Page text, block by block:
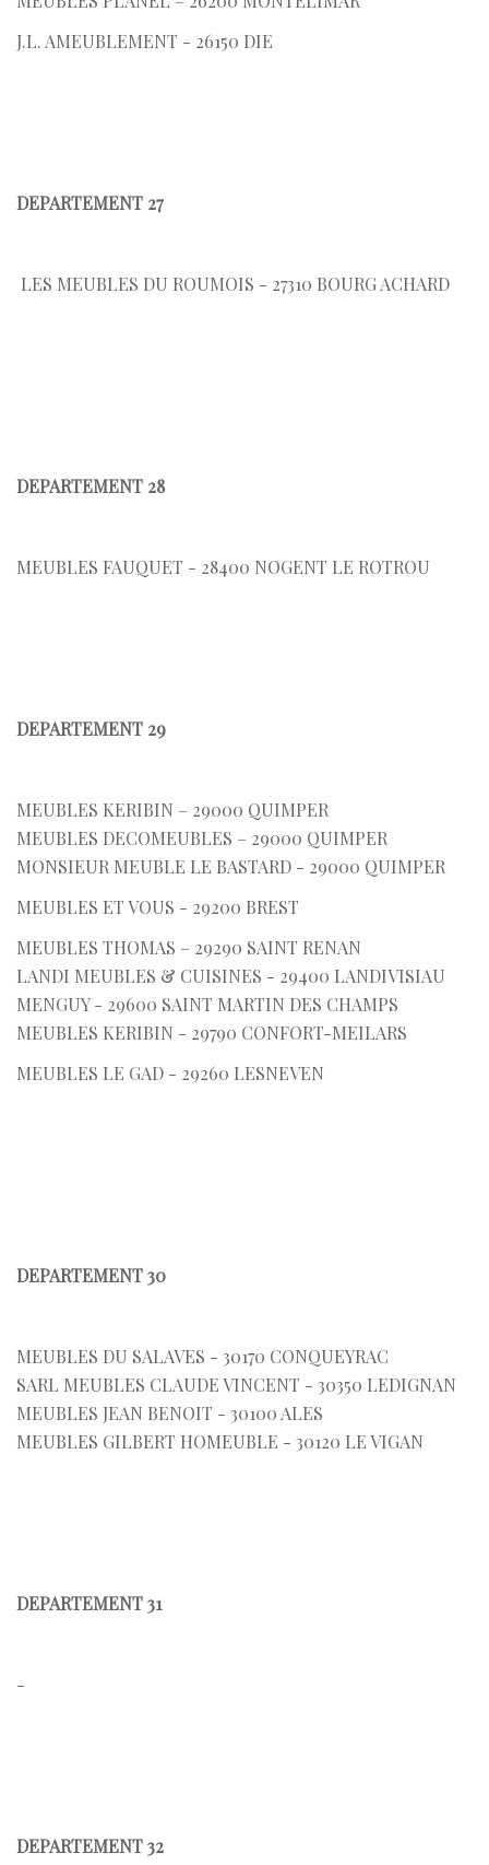
J.L. AMEUBLEMENT - 26150 DIE
DEPARTEMENT 27
LES MEUBLES DU ROUMOIS - 27310 BOURG ACHARD
DEPARTEMENT 28
MEUBLES FAUQUET - 28400 NOGENT LE ROTROU
DEPARTEMENT 29
MEUBLES KERIBIN – 29000 QUIMPER
MEUBLES DECOMEUBLES – 29000 QUIMPER
MONSIEUR MEUBLE LE BASTARD - 29000 QUIMPER
MEUBLES ET VOUS - 29200 BREST
MEUBLES THOMAS – 29290 SAINT RENAN
LANDI MEUBLES & CUISINES - 29400 LANDIVISIAU
MENGUY - 29600 SAINT MARTIN DES CHAMPS
MEUBLES KERIBIN - 29790 CONFORT-MEILARS
MEUBLES LE GAD - 29260 LESNEVEN
DEPARTEMENT 30
MEUBLES DU SALAVES - 30170 CONQUEYRAC
SARL MEUBLES CLAUDE VINCENT - 30350 LEDIGNAN
MEUBLES JEAN BENOIT - 30100 ALES
MEUBLES GILBERT HOMEUBLE - 30120 LE VIGAN
DEPARTEMENT 31
-
DEPARTEMENT 32